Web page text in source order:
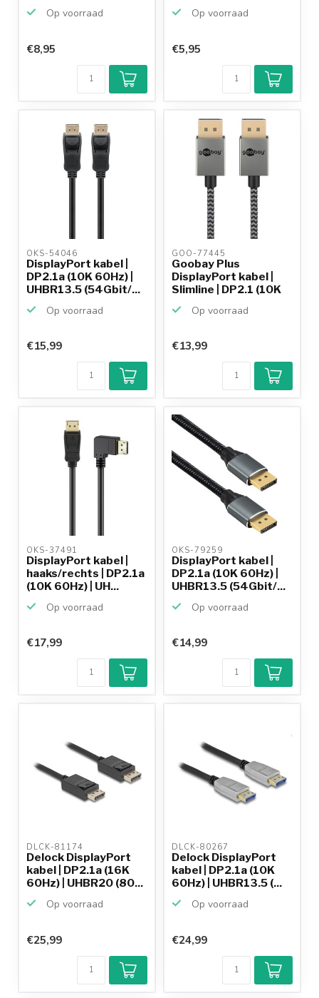
Op voorraad
€8,95
Op voorraad
€5,95
OKS-54046
DisplayPort kabel |
DP2.1a (10K 60Hz) |
UHBR13.5 (54Gbit/...
Op voorraad
€15,99
GOO-77445
Goobay Plus
DisplayPort kabel |
Slimline | DP2.1 (10K
Op voorraad
€13,99
OKS-37491
DisplayPort kabel |
haaks/rechts | DP2.1a
(10K 60Hz) | UH...
Op voorraad
€17,99
OKS-79259
DisplayPort kabel |
DP2.1a (10K 60Hz) |
UHBR13.5 (54Gbit/...
Op voorraad
Klantenbeoordeling
9,2/10
Achteraf
betalen mogelijk
€14,99
DLCK-81174
Delock DisplayPort
kabel | DP2.1a (16K
60Hz) | UHBR20 (80...
Op voorraad
€25,99
DLCK-80267
Delock DisplayPort
kabel | DP2.1a (10K
60Hz) | UHBR13.5 (...
Op voorraad
€24,99